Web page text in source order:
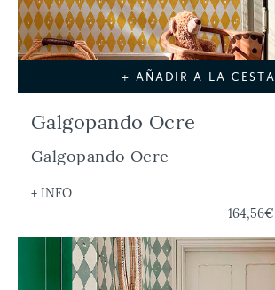
+ AÑADIR A LA CESTA
Galgopando Ocre
Galgopando Ocre
+ INFO
164,56€